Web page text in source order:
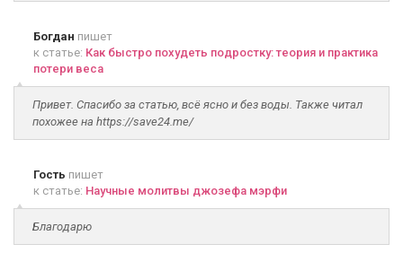
Богдан пишет
к статье: Как быстро похудеть подростку: теория и практика
потери веса
Привет. Спасибо за статью, всё ясно и без воды. Также читал
похожее на https://save24.me/
Гость пишет
к статье: Научные молитвы джозефа мэрфи
Благодарю